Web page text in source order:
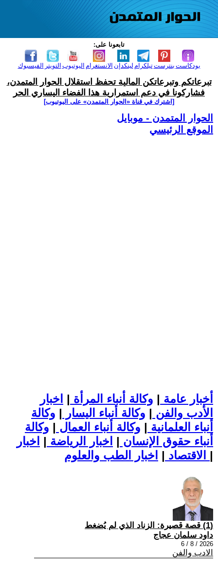
تابعونا على:
الفيسبوك التويتر اليوتيوب الانستغرام لينكدإن تيلكرامبنترست بودكاست
تبرعاتكم وتبرعاتكن المالية تحفظ استقلال الحوار المتمدن،
فشاركونا في دعم استمرارية هذا الفضاء اليساري الحر
[اشترك في قناة ‫«الحوار المتمدن» على اليوتيوب]
الحوار المتمدن - موبايل
الموقع الرئيسي
أخبار عامة | وكالة أنباء المرأة | اخبار
الأدب والفن | وكالة أنباء اليسار | وكالة
أنباء العلمانية | وكالة أنباء العمال | وكالة
أنباء حقوق الإنسان | اخبار الرياضة | اخبار
الاقتصاد | |
(1) قصة قصيرة: الزناد الذي لم يُضغط
داود سلمان عجاج
2026 / 8 / 6
الادب والفن